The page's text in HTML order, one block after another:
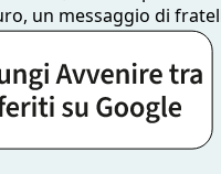
un messaggio di